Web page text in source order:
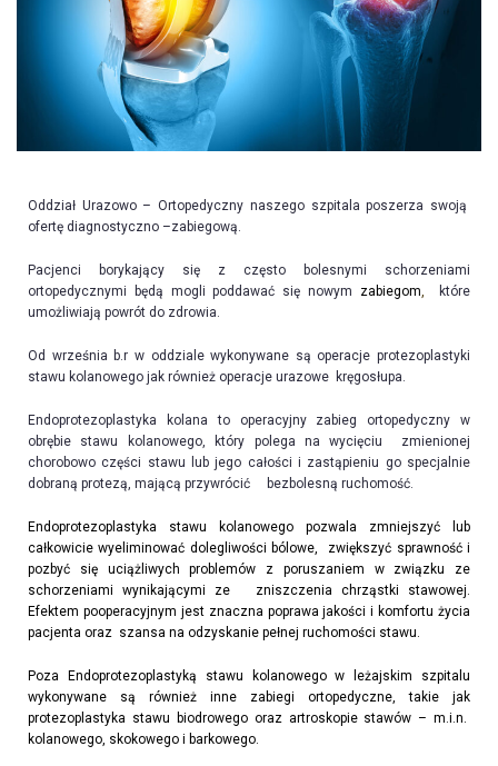
Oddział Urazowo – Ortopedyczny naszego szpitala poszerza swoją
ofertę diagnostyczno –zabiegową.
Pacjenci borykający się z często bolesnymi schorzeniami
ortopedycznymi będą mogli poddawać się nowym
zabiegom, które
umożliwiają powrót do zdrowia.
Od września b.r w oddziale wykonywane są operacje protezoplastyki
stawu kolanowego jak również operacje urazowe kręgosłupa.
Endoprotezoplastyka kolana to operacyjny zabieg ortopedyczny w
obrębie stawu kolanowego, który polega na wycięciu zmienionej
chorobowo części stawu lub jego całości i zastąpieniu go specjalnie
dobraną protezą, mającą przywrócić bezbolesną ruchomość.
Endoprotezoplastyka stawu kolanowego pozwala zmniejszyć lub
całkowicie wyeliminować dolegliwości bólowe, zwiększyć sprawność i
pozbyć się uciążliwych problemów z poruszaniem w związku ze
schorzeniami wynikającymi ze zniszczenia chrząstki stawowej.
Efektem pooperacyjnym jest znaczna poprawa jakości i komfortu życia
pacjenta oraz szansa na odzyskanie pełnej ruchomości stawu.
Poza Endoprotezoplastyką stawu kolanowego w leżajskim szpitalu
wykonywane są również inne zabiegi ortopedyczne,takie jak
protezoplastyka stawu biodrowego oraz artroskopie stawów – m.i.n.
kolanowego, skokowego i barkowego.